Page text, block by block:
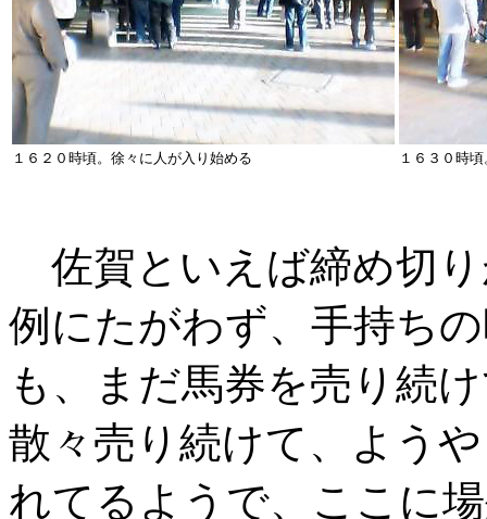
１６２０時頃。徐々に人が入り始める １６３０時
佐賀といえば締め切
例にたがわず、手持ち
も、まだ馬券を売り続
散々売り続けて、よう
れてるようで、ここに